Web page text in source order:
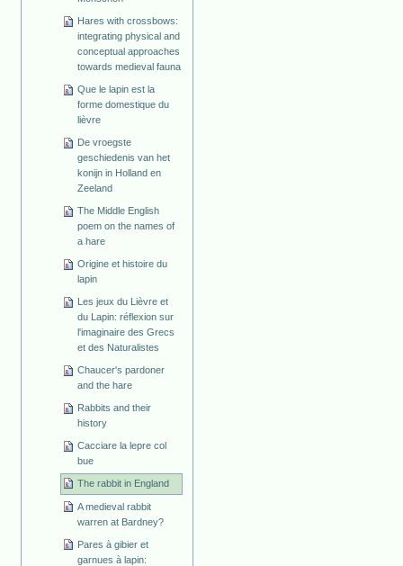
Hares with crossbows:
integrating physical and
conceptual approaches
towards medieval fauna
Que le lapin est la
forme domestique du
lièvre
De vroegste
geschiedenis van het
konijn in Holland en
Zeeland
The Middle English
poem on the names of
a hare
Origine et histoire du
lapin
Les jeux du Lièvre et
du Lapin: réflexion sur
l'imaginaire des Grecs
et des Naturalistes
Chaucer's pardoner
and the hare
Rabbits and their
history
Cacciare la lepre col
bue
The rabbit in England
A medieval rabbit
warren at Bardney?
Pares à gibier et
garnues à lapin: